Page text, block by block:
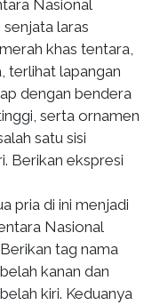
Nasional
laras
khas tentara,
terlihat lapangan
dengan bendera
serta ornamen
satu sisi
Berikan ekspresi
pria di ini menjadi
Nasional
tag nama
kanan dan
kiri. Keduanya